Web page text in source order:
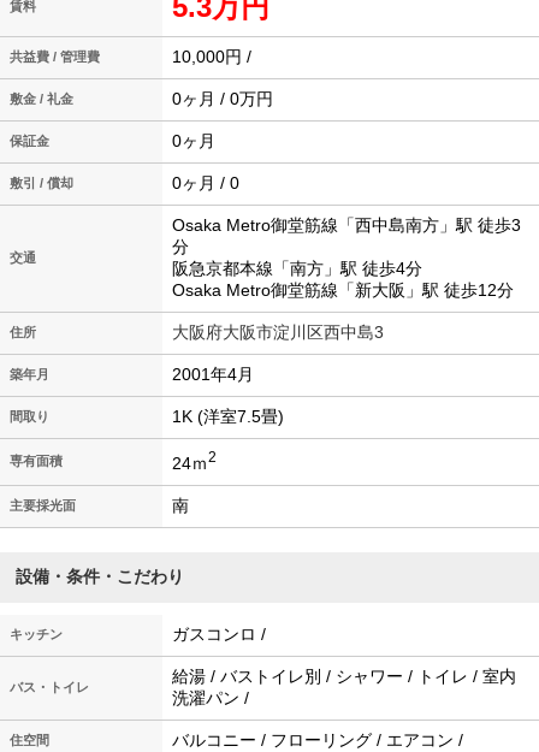
賃料 5.3万円
共益費 / 管理費 10,000円 /
敷金 / 礼金 0ヶ月 / 0万円
保証金 0ヶ月
敷引 / 償却 0ヶ月 / 0
交通
Osaka Metro御堂筋線「西中島南方」駅 徒歩3
分
阪急京都本線「南方」駅 徒歩4分
Osaka Metro御堂筋線「新大阪」駅 徒歩12分
住所 大阪府大阪市淀川区西中島3
築年月 2001年4月
間取り 1K (洋室7.5畳)
専有面積 24ｍ2
主要採光面 南
設備・条件・こだわり
キッチン ガスコンロ /
バス・トイレ
給湯 / バストイレ別 / シャワー / トイレ / 室内
洗濯パン /
住空間 バルコニー / フローリング / エアコン /